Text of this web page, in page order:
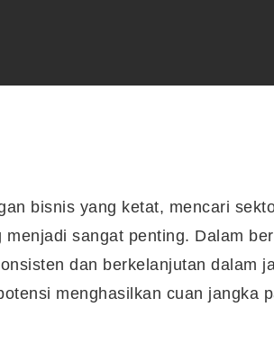
bisnis yang ketat, mencari
sangat penting. Dalam
dan berkelanjutan dalam
menghasilkan cuan jangka